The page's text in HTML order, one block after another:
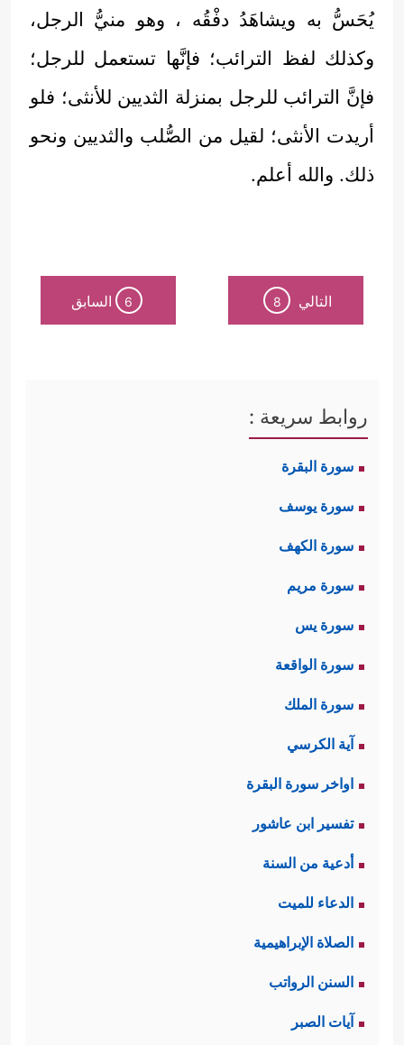
يُحَسُّ به ويشاهَدُ دفْقُه ، وهو منيُّ الرجل،
وكذلك لفظ الترائب؛ فإنَّها تستعمل للرجل؛
فإنَّ الترائب للرجل بمنزلة الثديين للأنثى؛ فلو
أريدت الأنثى؛ لقيل من الصُّلب والثديين ونحو
ذلك. والله أعلم.
التالي 8
6 السابق
روابط سريعة :
سورة البقرة
سورة يوسف
سورة الكهف
سورة مريم
سورة يس
سورة الواقعة
سورة الملك
آية الكرسي
اواخر سورة البقرة
تفسير ابن عاشور
أدعية من السنة
الدعاء للميت
الصلاة الإبراهيمية
السنن الرواتب
آيات الصبر